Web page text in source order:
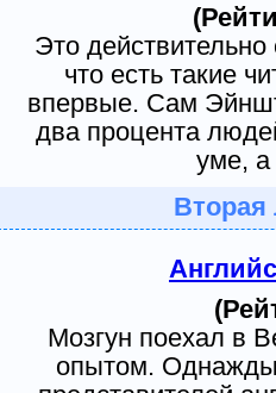
Это
что есть такие
впервые. Сам
два процента
уме, а
Вторая
Мозгун поехал в
опытом. Однажды